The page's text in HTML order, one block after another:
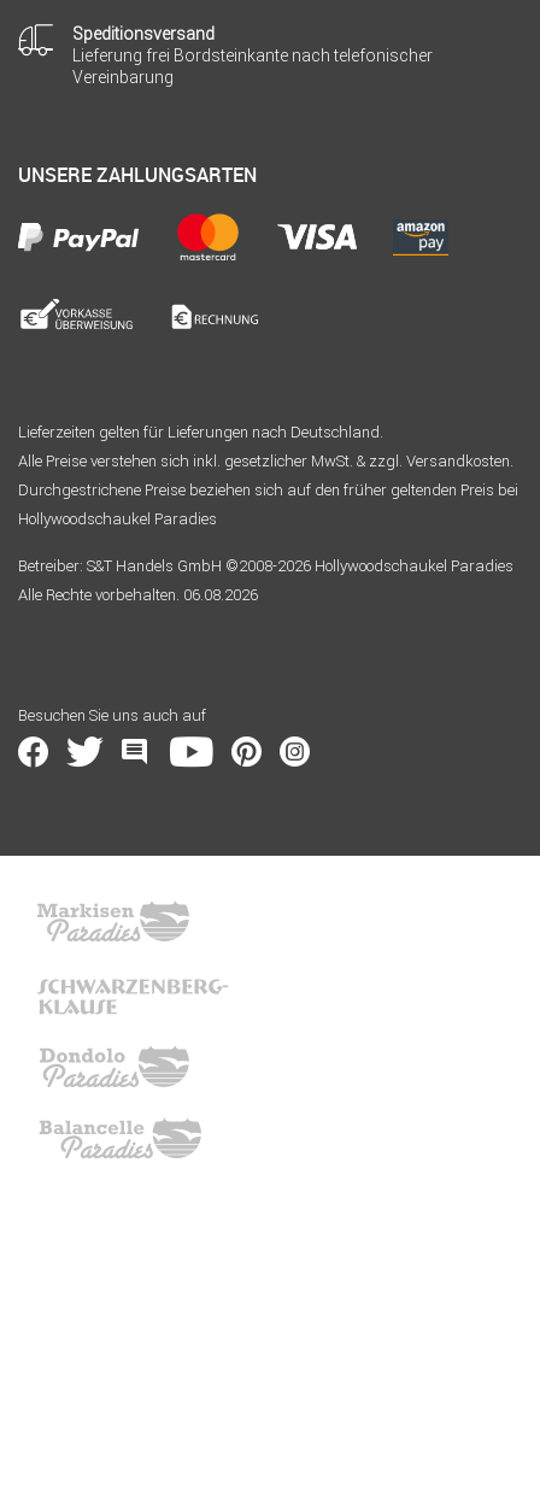
Speditionsversand
Lieferung frei Bordsteinkante nach telefonischer
Vereinbarung
UNSERE ZAHLUNGSARTEN
Lieferzeiten gelten für Lieferungen nach Deutschland.
Alle Preise verstehen sich inkl. gesetzlicher MwSt. & zzgl. Versandkosten.
Durchgestrichene Preise beziehen sich auf den früher geltenden Preis bei
Hollywoodschaukel Paradies
Betreiber: S&T Handels GmbH ©2008-2026 Hollywoodschaukel Paradies
Alle Rechte vorbehalten. 06.08.2026
Besuchen Sie uns auch auf